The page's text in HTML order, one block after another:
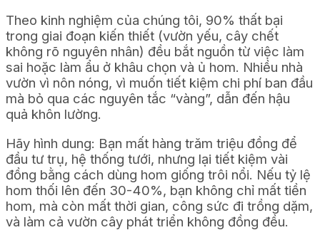
Theo kinh nghiệm của chúng tôi, 90% thất bại
trong giai đoạn kiến thiết (vườn yếu, cây chết
không rõ nguyên nhân) đều bắt nguồn từ việc làm
sai hoặc làm ẩu ở khâu chọn và ủ hom. Nhiều nhà
vườn vì nôn nóng, vì muốn tiết kiệm chi phí ban đầu
mà bỏ qua các nguyên tắc “vàng”, dẫn đến hậu
quả khôn lường.
Hãy hình dung: Bạn mất hàng trăm triệu đồng để
đầu tư trụ, hệ thống tưới, nhưng lại tiết kiệm vài
đồng bằng cách dùng hom giống trôi nổi. Nếu tỷ lệ
hom thối lên đến 30-40%, bạn không chỉ mất tiền
hom, mà còn mất thời gian, công sức đi trồng dặm,
và làm cả vườn cây phát triển không đồng đều.